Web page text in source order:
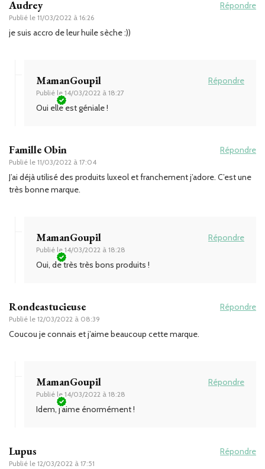
Audrey
Publié le 11/03/2022 à 16:26
Répondre
je suis accro de leur huile sèche :))
MamanGoupil
Publié le 14/03/2022 à 18:27
Répondre
Oui elle est géniale !
Famille Obin
Publié le 11/03/2022 à 17:04
Répondre
J’ai déjà utilisé des produits luxeol et franchement j’adore. C’est une
très bonne marque.
MamanGoupil
Publié le 14/03/2022 à 18:28
Répondre
Oui, de très très bons produits !
Rondeastucieuse
Publié le 12/03/2022 à 08:39
Répondre
Coucou je connais et j’aime beaucoup cette marque.
MamanGoupil
Publié le 14/03/2022 à 18:28
Répondre
Idem, j’aime énormément !
Lupus
Publié le 12/03/2022 à 17:51
Répondre